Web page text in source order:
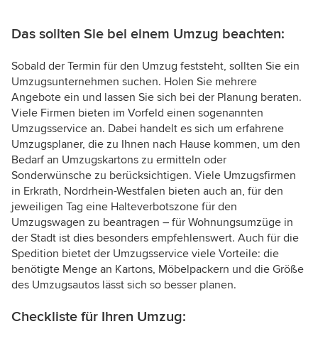
Das sollten Sie bei einem Umzug beachten:
Sobald der Termin für den Umzug feststeht, sollten Sie ein
Umzugsunternehmen suchen. Holen Sie mehrere
Angebote ein und lassen Sie sich bei der Planung beraten.
Viele Firmen bieten im Vorfeld einen sogenannten
Umzugsservice an. Dabei handelt es sich um erfahrene
Umzugsplaner, die zu Ihnen nach Hause kommen, um den
Bedarf an Umzugskartons zu ermitteln oder
Sonderwünsche zu berücksichtigen. Viele Umzugsfirmen
in Erkrath, Nordrhein-Westfalen bieten auch an, für den
jeweiligen Tag eine Halteverbotszone für den
Umzugswagen zu beantragen – für Wohnungsumzüge in
der Stadt ist dies besonders empfehlenswert. Auch für die
Spedition bietet der Umzugsservice viele Vorteile: die
benötigte Menge an Kartons, Möbelpackern und die Größe
des Umzugsautos lässt sich so besser planen.
Checkliste für Ihren Umzug: